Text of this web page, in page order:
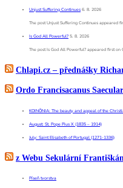
Unjust Suffering Continues 6. 8. 2026
The post Unjust Suffering Continues appeared
Is God All Powerful? 5. 8. 2026
The post Is God All Powerful? appeared first
Chlapi.cz – přednášky
Ordo Francisacanus
KOINÕNIA: The beauty and appeal of the
August: St. Pope Pius X (1835 – 1914)
July: Saint Elisabeth of Portugal (1271-1336)
z Webu Sekulární Františkán
Píseň tvorstva